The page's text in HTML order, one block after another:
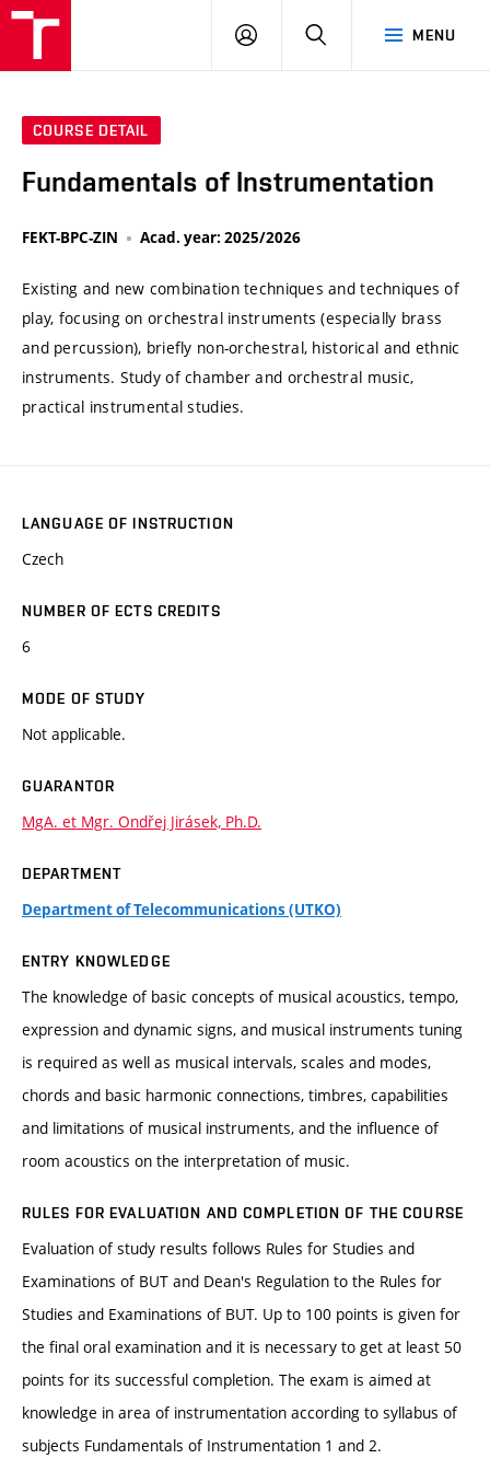
MENU
LOG
SEARCH
COURSE DETAIL
Fundamentals of Instrumentation
FEKT-BPC-ZIN Acad. year: 2025/2026
Existing and new combination techniques and techniques of
play, focusing on orchestral instruments (especially brass
and percussion), briefly non-orchestral, historical and ethnic
instruments. Study of chamber and orchestral music,
practical instrumental studies.
LANGUAGE OF INSTRUCTION
Czech
NUMBER OF ECTS CREDITS
6
MODE OF STUDY
Not applicable.
GUARANTOR
MgA. et Mgr. Ondřej Jirásek, Ph.D.
DEPARTMENT
Department of Telecommunications (UTKO)
ENTRY KNOWLEDGE
The knowledge of basic concepts of musical acoustics, tempo,
expression and dynamic signs, and musical instruments tuning
is required as well as musical intervals, scales and modes,
chords and basic harmonic connections, timbres, capabilities
and limitations of musical instruments, and the influence of
room acoustics on the interpretation of music.
RULES FOR EVALUATION AND COMPLETION OF THE COURSE
Evaluation of study results follows Rules for Studies and
Examinations of BUT and Dean's Regulation to the Rules for
Studies and Examinations of BUT. Up to 100 points is given for
the final oral examination and it is necessary to get at least 50
points for its successful completion. The exam is aimed at
knowledge in area of instrumentation according to syllabus of
subjects Fundamentals of Instrumentation 1 and 2.